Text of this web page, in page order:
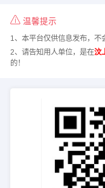
温馨提示
1、本平台仅供信息发布，不
2、请告知用人单位，是在汶
的！